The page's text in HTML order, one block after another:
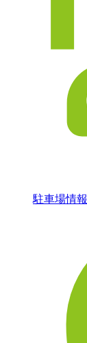
駐車場情報